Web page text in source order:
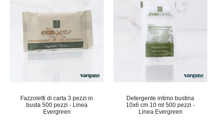
Fazzoletti di carta 3 pezzi in
busta 500 pezzi - Linea
Evergreen
Detergente intimo bustina
10x6 cm 10 ml 500 pezzi -
Linea Evergreen